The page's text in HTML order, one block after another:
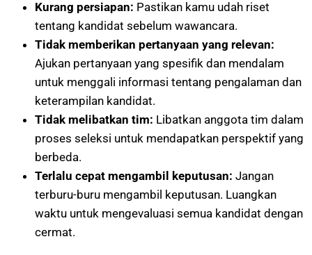
Kurang persiapan: Pastikan kamu udah riset
tentang kandidat sebelum wawancara.
Tidak memberikan pertanyaan yang relevan:
Ajukan pertanyaan yang spesifik dan mendalam
untuk menggali informasi tentang pengalaman dan
keterampilan kandidat.
Tidak melibatkan tim: Libatkan anggota tim dalam
proses seleksi untuk mendapatkan perspektif yang
berbeda.
Terlalu cepat mengambil keputusan: Jangan
terburu-buru mengambil keputusan. Luangkan
waktu untuk mengevaluasi semua kandidat dengan
cermat.